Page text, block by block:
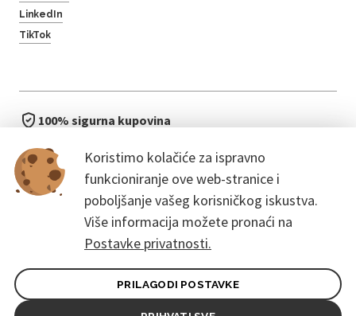
Koristimo kolačiće za ispravno
funkcioniranje ove web-stranice i
poboljšanje vašeg korisničkog iskustva.
Više informacija možete pronaći na
Postavke privatnosti.
PRILAGODI POSTAVKE
LinkedIn
TikTok
100% sigurna kupovina
bez čekanja u redu
Opći uvjeti ugovora za kupce
Pravila zaštite osobnih podataka